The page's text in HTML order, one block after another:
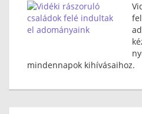
mindennapok kihívásaihoz.